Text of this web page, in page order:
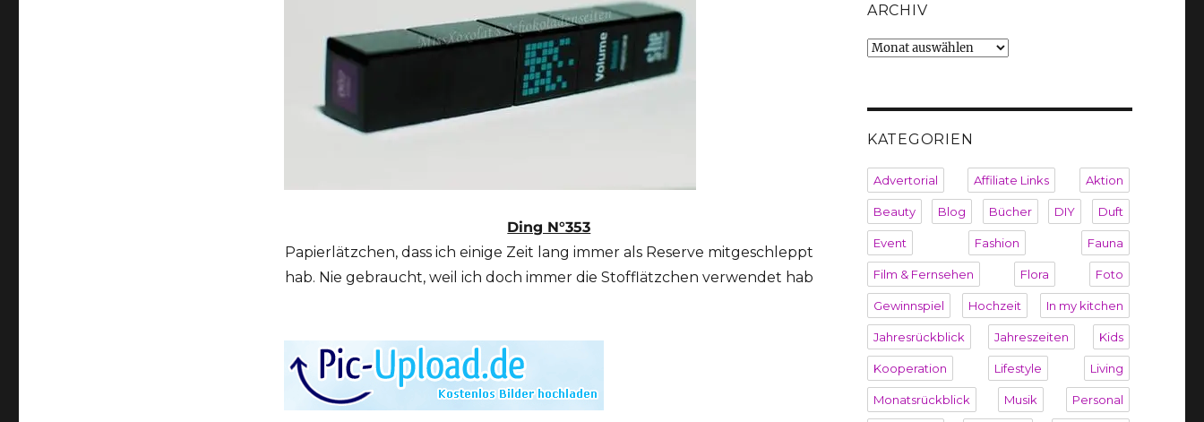
Ding N°353
Papierlätzchen, dass ich einige Zeit lang immer als Reserve mitgeschleppt
hab. Nie gebraucht, weil ich doch immer die Stofflätzchen verwendet hab
ARCHIV
Archiv
KATEGORIEN
Advertorial Affiliate Links Aktion
Beauty Blog Bücher DIY Duft
Event Fashion Fauna
Film & Fernsehen Flora Foto
Gewinnspiel Hochzeit In my kitchen
Jahresrückblick Jahreszeiten Kids
Kooperation Lifestyle Living
Monatsrückblick Musik Personal